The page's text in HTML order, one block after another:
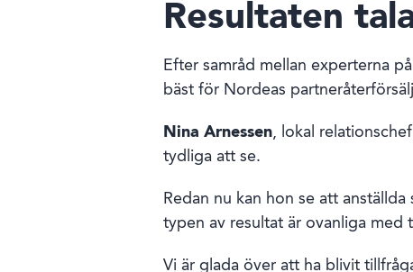
Resultaten
Efter samråd mellan experterna
bäst för Nordeas
Nina Arnessen, lokal
tydliga att se.
Redan nu kan hon se att
typen av resultat är ovanliga med
Vi är glada över att ha blivit